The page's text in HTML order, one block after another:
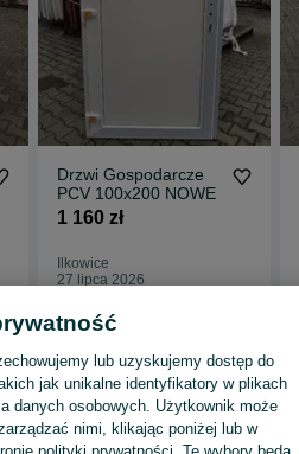
Drzwi Gospodarcze
PCV 100x200 NOWE
1 160 zł
Ilkowice
27 lipca 2026
Drzwi Drzwi zewnętrzne
zewnętrzne - Ilkowice
lub uzyskujemy dostęp do
jak unikalne identyfikatory w plikach
danych osobowych. Użytkownik może
nimi, klikając poniżej lub w